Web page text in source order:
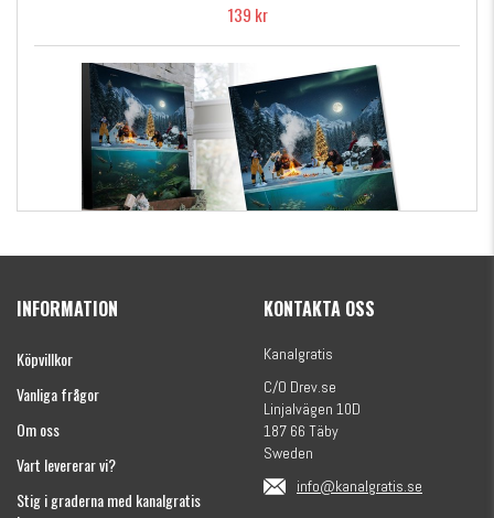
139 kr
(julkalender)
INFORMATION
Köpvillkor
Vanliga frågor
Om oss
Vart levererar vi?
Stig i graderna med kanalgratis
KONTAKTA OSS
Kanalgratis
C/O Drev.se
Linjalvägen 10D
187 66 Täby
Sweden
info@kanalgratis.se